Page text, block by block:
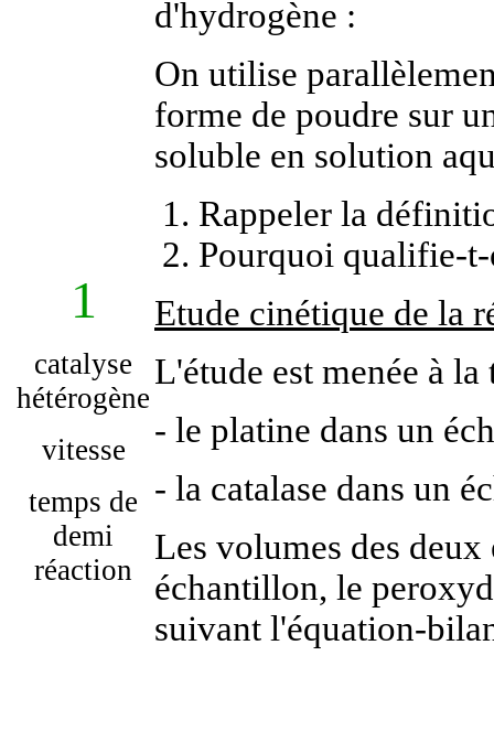
1
catalyse
hétérogène
vitesse
temps de
demi
réaction
d'hydrogène :
On utilise
forme de poudre sur
soluble en solution
Rappeler la
Pourquoi qualifie-t-
Etude cinétique de la
L'étude est menée à
- le platine dans un
- la catalase dans un
Les volumes des
échantillon, le
suivant l'équation-